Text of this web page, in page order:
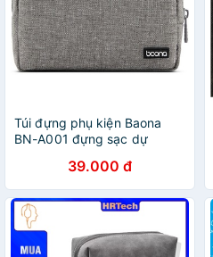
Túi đựng phụ kiện Baona
BN-A001 đựng sạc dự
sạc, cáp, tai nghe
39.000 đ